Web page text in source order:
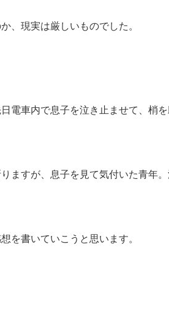
、現実は厳しいものでした。
電車内で息子を泣き止ませて、梢
ますが、息子を見て気付いた青年
を書いていこうと思います。